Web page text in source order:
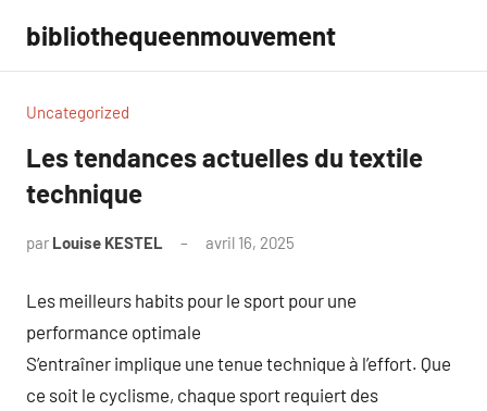
contenu
bibliothequeenmouvement
Uncategorized
Les tendances actuelles du textile
technique
par Louise KESTEL avril 16, 2025
Les meilleurs habits pour le sport pour une
performance optimale
S’entraîner implique une tenue technique à l’effort. Que
ce soit le cyclisme, chaque sport requiert des